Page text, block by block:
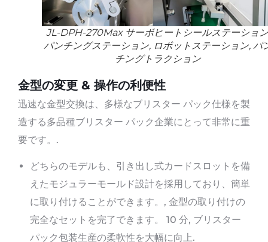
JL-DPH-270Max サーボヒートシールステーショ
パンチングステーション, ロボットステーション, パ
チングトラクション
金型の変更 & 操作の利便性
迅速な金型交換は、多様なブリスター パック仕様を製
造する多品種ブリスター パック企業にとって非常に重
要です。.
どちらのモデルも、引き出し式カードスロットを備
えたモジュラーモールド設計を採用しており、簡単
に取り付けることができます。, 金型の取り付けの
完全なセットを完了できます。 10 分, ブリスター
パック包装生産の柔軟性を大幅に向上.